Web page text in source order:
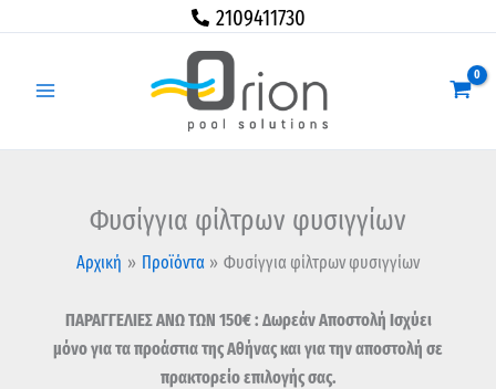
2109411730
Φυσίγγια φίλτρων φυσιγγίων
Αρχική Προϊόντα Φυσίγγια φίλτρων φυσιγγίων
ΠΑΡΑΓΓΕΛΙΕΣ ΑΝΩ ΤΩΝ 150€ : Δωρεάν Αποστολή Ισχύει
μόνο για τα προάστια της Αθήνας και για την αποστολή σε
πρακτορείο επιλογής σας.